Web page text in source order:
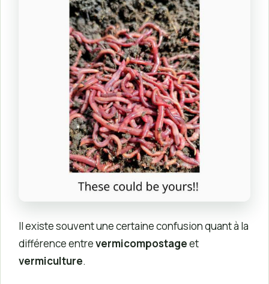
Il existe souvent une certaine confusion quant à la
différence entrevermicompostageet
vermiculture.